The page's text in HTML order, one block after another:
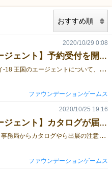
【王国のエージェント】予約受付を開始しました
1
1月14日（土）イ-18 王国のエージェントについて、予約受け付けを開始しました。 下記フォームで入力の上、入力した時間にお越しください。 https://forms.gle/3APzUq5MWUThNv526 ご予約の時間にお越しいただけない場合、取り置きを解除させていただく場合がありますのでご了承ください。 リンク ゲームの紹介https://gamemarket.jp/game/177588 公式ホームページhttps://foundationgames.work/ You Tubehttps://www.youtube.com/watch?v=H5Z8Mn-wqkM Twitterhttps://twitter.com/faundationgames
2020/10/29 0:08
ファウンデーションゲームス
【王国のエージェント】カタログが届きました！＆ブース場所のご案内
ゲ
ームマーケット事務局からカタログやら出展の注意やら色々届きました・・・！ なんか数年前よりだいぶ分厚くなっている気がします・・・！ 盛況なんですね！ 自分達のブースは・・・ あった！71ページです！ ブースの場所はこちらです。壁が近くてわかりやすい！ 土曜日のみの出展になります。皆様、よろしくお願いします。 ゲームの紹介https://gamemarket.jp/game/177588 公式ホームページhttps://foundationgames.work/ You Tubehttps://www.youtube.com/watch?v=H5Z8Mn-wqkM Twitterhttps://twitter.com/faundationgames
2020/10/25 19:16
ファウンデーションゲームス